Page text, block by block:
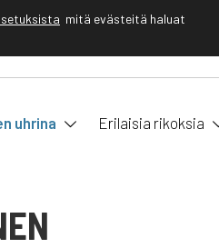
uhrina Erilaisia rikoksia
mitä evästeitä haluat